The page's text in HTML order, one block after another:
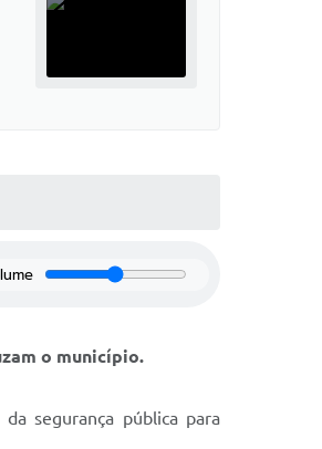
o município.
segurança pública para